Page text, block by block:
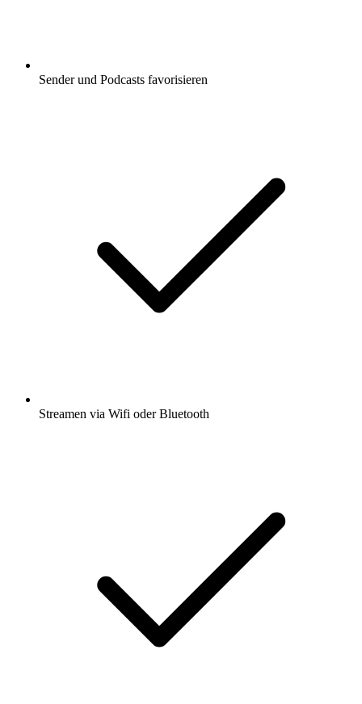
Sender und Podcasts favorisieren
Streamen via Wifi oder Bluetooth